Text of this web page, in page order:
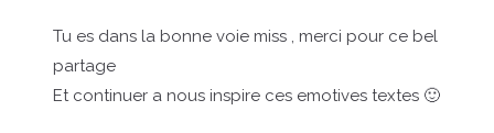
Tu es dans la bonne voie miss , merci pour ce bel
partage
Et continuer a nous inspire ces emotives textes 🙂